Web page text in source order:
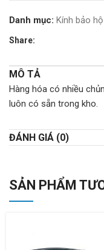
Danh mục: Kính bảo
Share:
MÔ TẢ
Hàng hóa có nhiều
luôn có sẵn trong kho.
ĐÁNH GIÁ (0)
SẢN PHẨM